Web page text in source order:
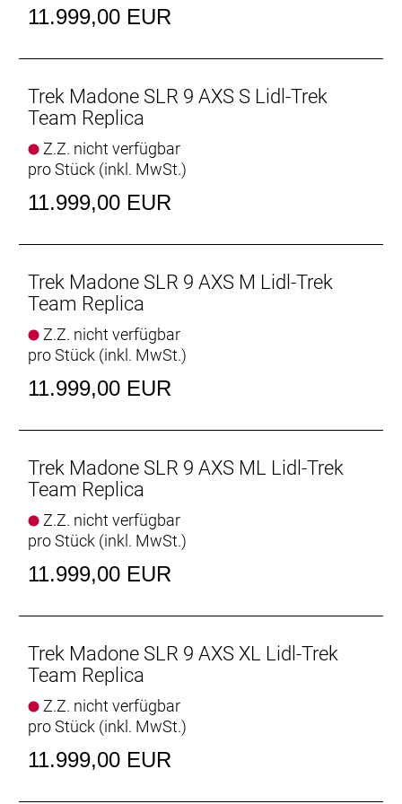
verbreitete Universalschaltauge (UDH) die
Ersatzteilbeschaffung erleichtert. Abgerundet wird
einteiligen Trek Aero RSL Lenker/Vorbau-Einheit.
Das Madone SLR 9 AXS Gen 8 ist unser leichtestes,
aerodynamischstes und leistungsfähigstes Madone
und überzeugt jederzeit und überall mit einer bisher
unerreichten Performance. Der extrem leichte
Rahmen aus 900 Series OCLV Carbon garantiert
Komforttechnologie stellt ein jederzeit
geschmeidiges Fahrgefühl sicher. Dieses Bike ist
- Die revolutionären Full System Foil Rohrprofile
sorgen für einen extrem schnellen Look und
verleihen dem gesamten Bike eine bislang
unerreichte aerodynamische Effizienz.
steif, wo die größten Kräfte wirken, und dort
nachgiebig, wo zusätzlicher Komfort erwünscht ist.
- Für effiziente Anstiege und souveräne Abfahrten
verringern die Carbonlaufräder das Gewicht und
erhöhen die Performance.
- Mit SRAMs leichtestem RED AXS E1
Drahtlosantrieb profitierst du von präzisen
herausholen kannst.
- Die RSL Aero Trinkflaschen und Flaschenhalter
machen das gesamte System noch
aerodynamischer und schneller.
- Mit dem Blendr-System an der Lenker/Vorbau-
Einheit lässt sich ein Tagfahrlicht ganz einfach
anbringen und abnehmen.
11.999,00 EUR
Trek Madone SLR 9 AXS S Lidl-Trek
Team Replica
Z.Z. nicht verfügbar
pro Stück (inkl. MwSt.)
11.999,00 EUR
Trek Madone SLR 9 AXS M Lidl-Trek
Team Replica
Z.Z. nicht verfügbar
pro Stück (inkl. MwSt.)
11.999,00 EUR
Trek Madone SLR 9 AXS ML Lidl-Trek
Team Replica
Z.Z. nicht verfügbar
pro Stück (inkl. MwSt.)
11.999,00 EUR
Trek Madone SLR 9 AXS XL Lidl-Trek
Team Replica
Z.Z. nicht verfügbar
pro Stück (inkl. MwSt.)
11.999,00 EUR